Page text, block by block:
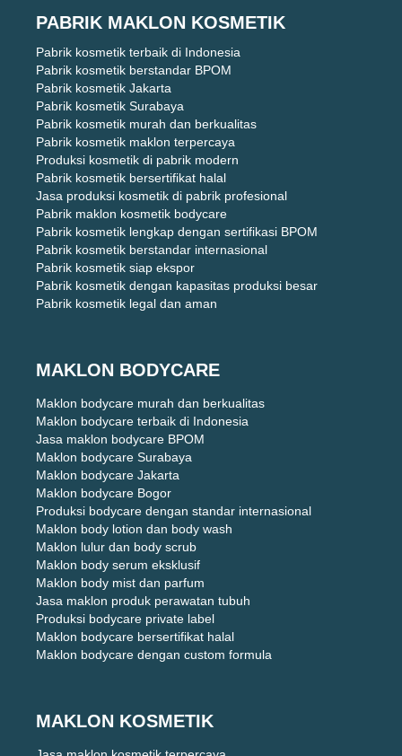
PABRIK MAKLON KOSMETIK
Pabrik kosmetik terbaik di Indonesia
Pabrik kosmetik berstandar BPOM
Pabrik kosmetik Jakarta
Pabrik kosmetik Surabaya
Pabrik kosmetik murah dan berkualitas
Pabrik kosmetik maklon terpercaya
Produksi kosmetik di pabrik modern
Pabrik kosmetik bersertifikat halal
Jasa produksi kosmetik di pabrik profesional
Pabrik maklon kosmetik bodycare
Pabrik kosmetik lengkap dengan sertifikasi BPOM
Pabrik kosmetik berstandar internasional
Pabrik kosmetik siap ekspor
Pabrik kosmetik dengan kapasitas produksi besar
Pabrik kosmetik legal dan aman
MAKLON BODYCARE
Maklon bodycare murah dan berkualitas
Maklon bodycare terbaik di Indonesia
Jasa maklon bodycare BPOM
Maklon bodycare Surabaya
Maklon bodycare Jakarta
Maklon bodycare Bogor
Produksi bodycare dengan standar internasional
Maklon body lotion dan body wash
Maklon lulur dan body scrub
Maklon body serum eksklusif
Maklon body mist dan parfum
Jasa maklon produk perawatan tubuh
Produksi bodycare private label
Maklon bodycare bersertifikat halal
Maklon bodycare dengan custom formula
MAKLON KOSMETIK